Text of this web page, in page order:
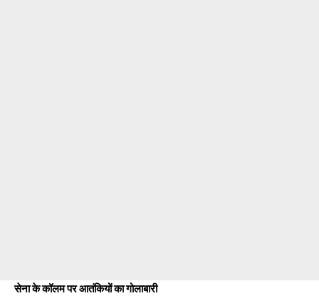
सेना के कॉलम पर आतंकियों का गोलाबारी